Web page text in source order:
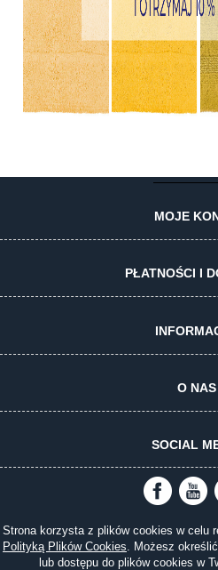
Strona korzysta z plików cookies w celu
Polityką Plików Cookies. Możesz określić
lub dostępu do plików cookies w
MOJE
PŁATNOŚCI I
O NAS
SOCIAL
pokaż pełną